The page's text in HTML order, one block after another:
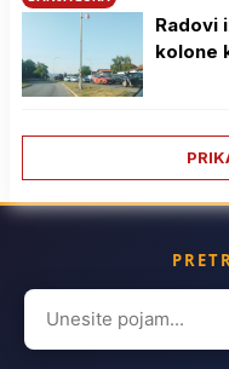
Radovi
kolone
Search
for: